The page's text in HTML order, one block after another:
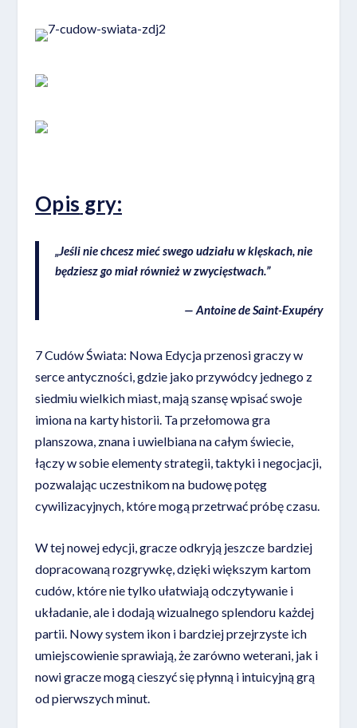
Opis gry:
„Jeśli nie chcesz mieć swego udziału w klęskach, nie
będziesz go miał również w zwycięstwach.”
— Antoine de Saint-Exupéry
7 Cudów Świata: Nowa Edycja przenosi graczy w
serce antyczności, gdzie jako przywódcy jednego z
siedmiu wielkich miast, mają szansę wpisać swoje
imiona na karty historii. Ta przełomowa gra
planszowa, znana i uwielbiana na całym świecie,
łączy w sobie elementy strategii, taktyki i negocjacji,
pozwalając uczestnikom na budowę potęg
cywilizacyjnych, które mogą przetrwać próbę czasu.
W tej nowej edycji, gracze odkryją jeszcze bardziej
dopracowaną rozgrywkę, dzięki większym kartom
cudów, które nie tylko ułatwiają odczytywanie i
układanie, ale i dodają wizualnego splendoru każdej
partii. Nowy system ikon i bardziej przejrzyste ich
umiejscowienie sprawiają, że zarówno weterani, jak i
nowi gracze mogą cieszyć się płynną i intuicyjną grą
od pierwszych minut.